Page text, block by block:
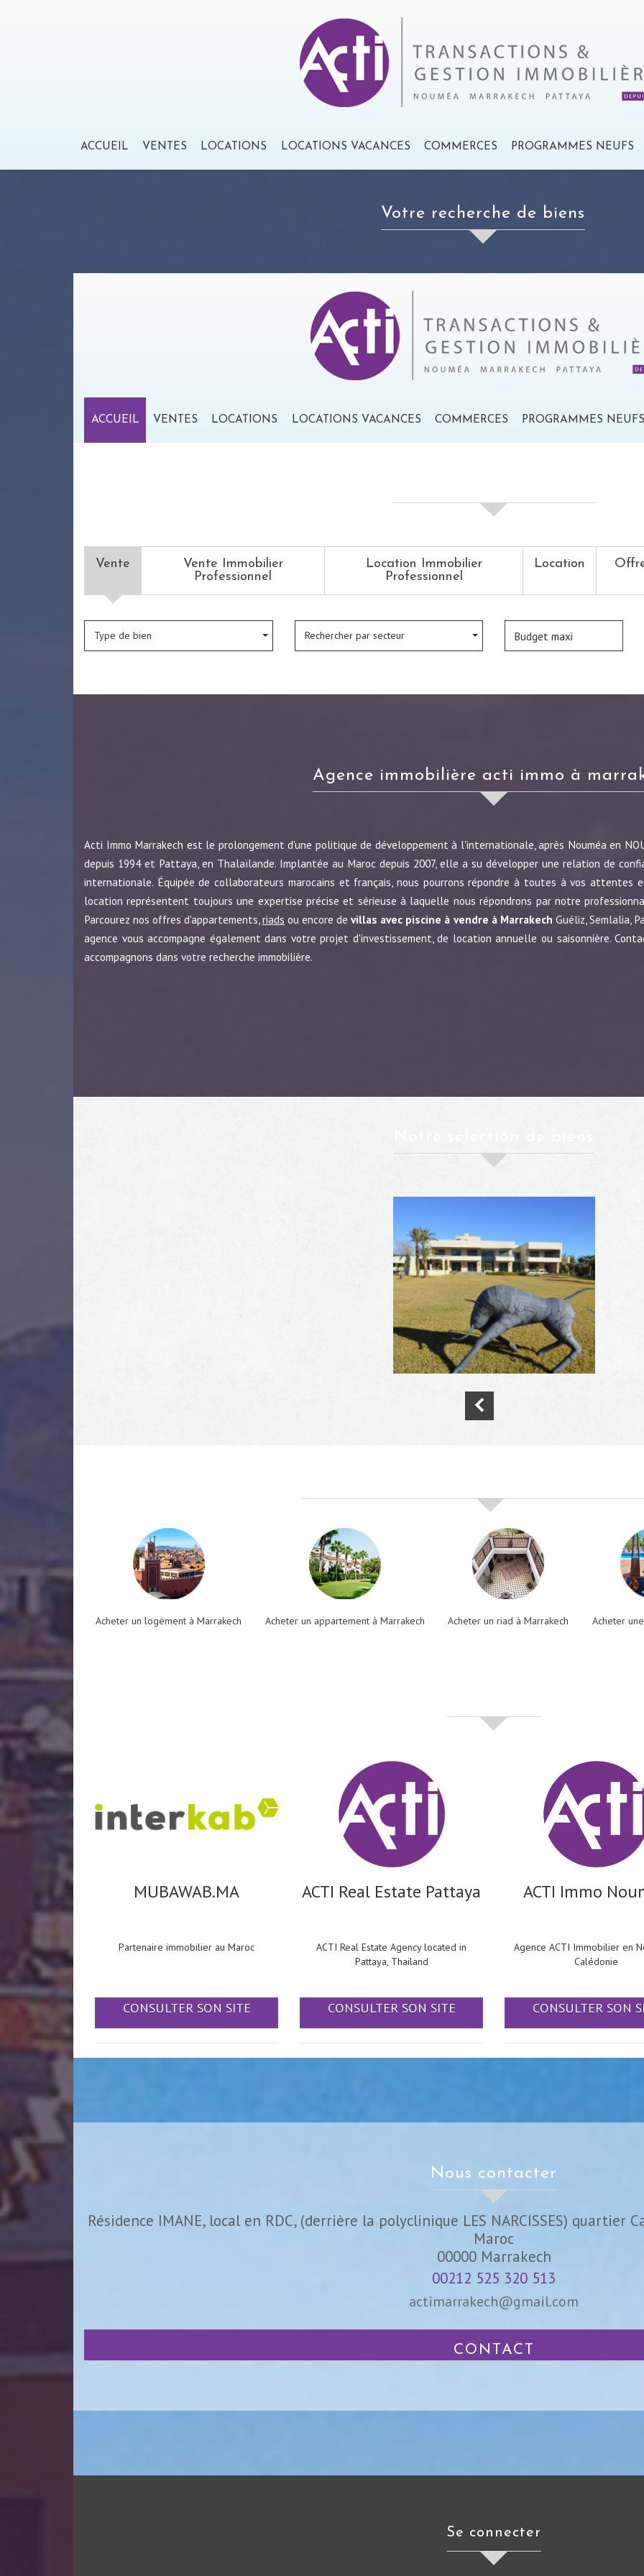
ACCUEIL VENTES LOCATIONS LOCATIONS VACANCES COMMERCES PROGRAMMES NEUFS
votre recherche de biens
ACCUEIL VENTES LOCATIONS LOCATIONS VACANCES COMMERCES PROGRAMMES
Vente
Vente Immobilier
Professionnel
Location Immobilier
Professionnel
Location
Type de bien Rechercher par secteur
agence immobilière acti immo à
Acti Immo Marrakech est le prolongement d'une politique de développement à l'internationale, après Nouméa en
depuis 1994 et Pattaya, en Thalaïlande. Implantée au Maroc depuis 2007, elle a su développer une relation de
internationale. Équipée de collaborateurs marocains et français, nous pourrons répondre à toutes à vos attentes
location représentent toujours une expertise précise et sérieuse à laquelle nous répondrons par notre
Parcourez nos offres d'appartements,riads ou encore devillas avec piscine à vendre à Marrakech Guéliz, Semlalia,
agence vous accompagne également dans votre projet d'investissement, de location annuelle ou saisonnière.
accompagnons dans votre recherche immobilière.
Acheter un logement à Marrakech Acheter un appartement à Marrakech Acheter un riad à Marrakech Acheter
MUBAWAB.MA
Partenaire immobilier au Maroc
CONSULTER SON SITE
ACTI Real Estate Pattaya
ACTI Real Estate Agency located in
Pattaya, Thailand
CONSULTER SON SITE
ACTI Immo
Agence ACTI Immobilier en
Calédonie
CONSULTER SON
nous contacter
Résidence IMANE, local en RDC, (derrière la polyclinique LES NARCISSES) quartier
Maroc
00000 Marrakech
00212 525 320 513
actimarrakech@gmail.com
CONTACT
se connecter